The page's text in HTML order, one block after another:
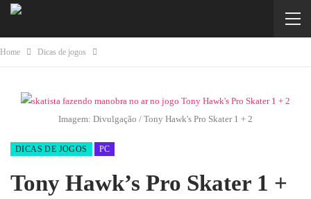
Home Dicas de jogos
Imagem: Divulgação / Tony Hawk's Pro Skater 1 + 2
DICAS DE JOGOS PC
Tony Hawk’s Pro Skater 1 +